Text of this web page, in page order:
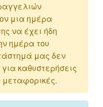
μια ημέρα
να έχει ήδη
ημέρα του
μας δεν
καθυστερήσεις
μεταφορικές.